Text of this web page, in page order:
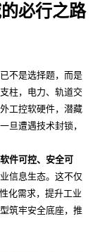
必行之路
不是选择题，而是
柱，电力、轨道交
工控软硬件，潜藏
旦遭遇技术封锁，
件可控、安全可
信息生态。这不仅
化需求，提升工业
筑牢安全底座，推